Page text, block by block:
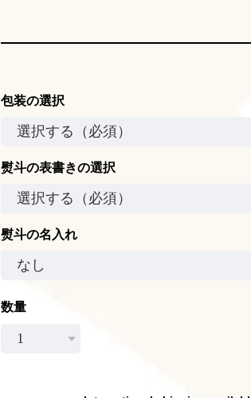
包装の選択
熨斗の表書きの選択
熨斗の名入れ
数量